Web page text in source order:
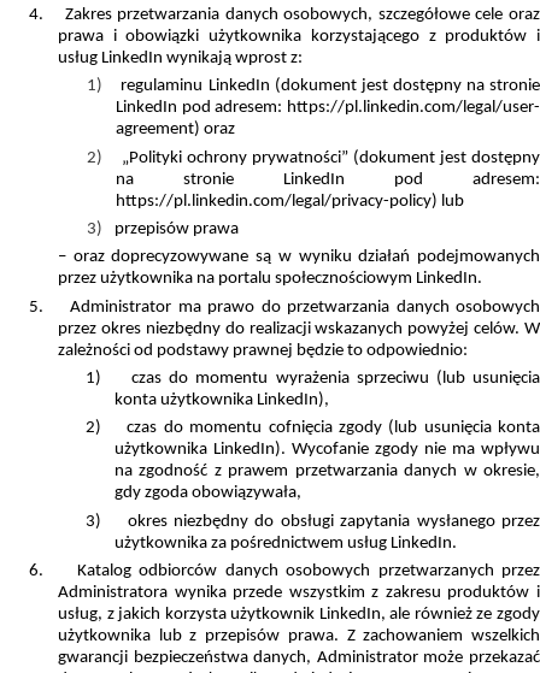
4.
Zakres przetwarzania danych osobowych, szczegółowe cele oraz
prawa i obowiązki użytkownika korzystającego z produktów i
usług LinkedIn wynikają wprost z:
1)
regulaminu LinkedIn (dokument jest dostępny na stronie
LinkedIn pod adresem: https://pl.linkedin.com/legal/user-
agreement) oraz
2)
„Polityki ochrony prywatności” (dokument jest dostępny
na stronie LinkedIn pod adresem:
https://pl.linkedin.com/legal/privacy-policy) lub
3)
przepisów prawa
– oraz doprecyzowywane są w wyniku działań podejmowanych
przez użytkownika na portalu społecznościowym LinkedIn.
5.
Administrator ma prawo do przetwarzania danych osobowych
przez okres niezbędny do realizacji wskazanych powyżej celów. W
zależności od podstawy prawnej będzie to odpowiednio:
1)
czas do momentu wyrażenia sprzeciwu (lub usunięcia
konta użytkownika LinkedIn),
2)
czas do momentu cofnięcia zgody (lub usunięcia konta
użytkownika LinkedIn). Wycofanie zgody nie ma wpływu
na zgodność z prawem przetwarzania danych w okresie,
gdy zgoda obowiązywała,
3)
okres niezbędny do obsługi zapytania wysłanego przez
użytkownika za pośrednictwem usług LinkedIn.
6.
Katalog odbiorców danych osobowych przetwarzanych przez
Administratora wynika przede wszystkim z zakresu produktów i
usług, z jakich korzysta użytkownik LinkedIn, ale również ze zgody
użytkownika lub z przepisów prawa. Z zachowaniem wszelkich
gwarancji bezpieczeństwa danych, Administrator może przekazać